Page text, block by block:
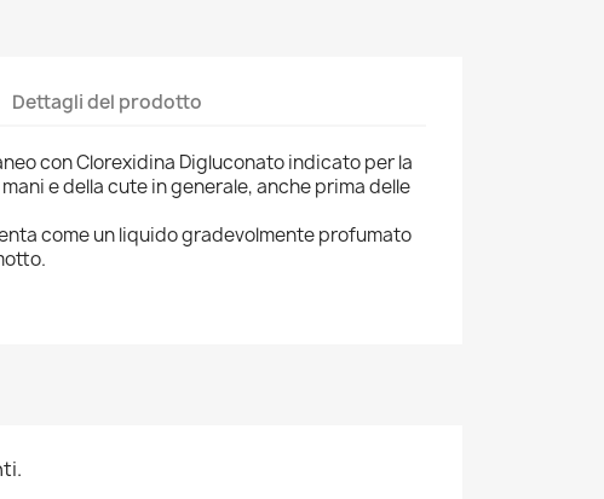
Dettagli del prodotto
con Clorexidina Digluconato indicato per la
e della cute in generale, anche prima delle
come un liquido gradevolmente profumato